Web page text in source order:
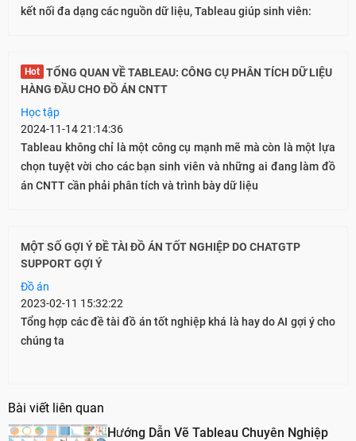
kết nối đa dạng các nguồn dữ liệu, Tableau giúp sinh viên:
Hot
HÀNG ĐẦU CHO ĐỒ ÁN CNTT
Học tập
2024-11-14 21:14:36
Tableau không chỉ là một công cụ mạnh mẽ mà còn là một lựa
chọn tuyệt vời cho các bạn sinh viên và những ai đang làm đồ
án CNTT cần phải phân tích và trình bày dữ liệu
MỘT SỐ GỢI Ý ĐỀ TÀI ĐỒ ÁN TỐT NGHIỆP DO CHATGTP
SUPPORT GỢI Ý
Đồ án
2023-02-11 15:32:22
Tổng hợp các đề tài đồ án tốt nghiệp khá là hay do AI gợi ý cho
chúng ta
Bài viết liên quan
Hướng Dẫn Vẽ Tableau Chuyên Nghiệp